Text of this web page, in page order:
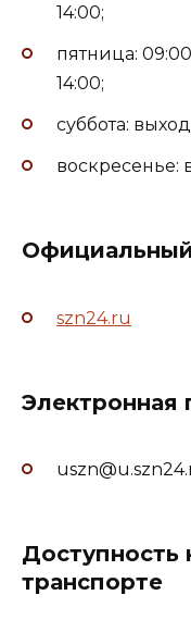
14:00;
пятница:
14:00;
суббота:
воскресенье:
szn24.ru
Электронная
Доступность
транспорте